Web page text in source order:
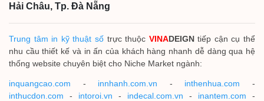
Hải Châu, Tp. Đà Nẵng
Trung tâm in kỹ thuật sốtrực thuộc VINADEIGNtiếp cận cụ thể
nhu cầu thiết kế và in ấn của khách hàng nhanh dễ dàng qua hệ
thống website chuyên biệt cho Niche Market ngành:
inquangcao.com - innhanh.com.vn - inthenhua.com -
inthucdon.com - intoroi.vn - indecal.com.vn - inantem.com -